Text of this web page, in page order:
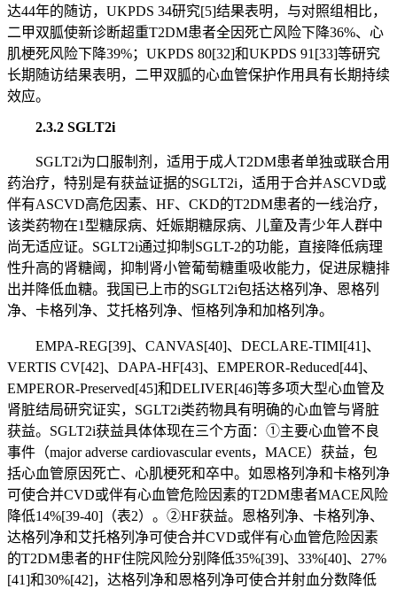
达44年的随访，UKPDS 34研究[5]结果表明，与对照组相比，
二甲双胍使新诊断超重T2DM患者全因死亡风险下降36%、心
肌梗死风险下降39%；UKPDS 80[32]和UKPDS 91[33]等研究
长期随访结果表明，二甲双胍的心血管保护作用具有长期持续
效应。
2.3.2 SGLT2i
SGLT2i为口服制剂，适用于成人T2DM患者单独或联合用
药治疗，特别是有获益证据的SGLT2i，适用于合并ASCVD或
伴有ASCVD高危因素、HF、CKD的T2DM患者的一线治疗，
该类药物在1型糖尿病、妊娠期糖尿病、儿童及青少年人群中
尚无适应证。SGLT2i通过抑制SGLT-2的功能，直接降低病理
性升高的肾糖阈，抑制肾小管葡萄糖重吸收能力，促进尿糖排
出并降低血糖。我国已上市的SGLT2i包括达格列净、恩格列
净、卡格列净、艾托格列净、恒格列净和加格列净。
EMPA-REG[39]、CANVAS[40]、DECLARE-TIMI[41]、
VERTIS CV[42]、DAPA-HF[43]、EMPEROR-Reduced[44]、
EMPEROR-Preserved[45]和DELIVER[46]等多项大型心血管及
肾脏结局研究证实，SGLT2i类药物具有明确的心血管与肾脏
获益。SGLT2i获益具体体现在三个方面：①主要心血管不良
事件（major adverse cardiovascular events，MACE）获益，包
括心血管原因死亡、心肌梗死和卒中。如恩格列净和卡格列净
可使合并CVD或伴有心血管危险因素的T2DM患者MACE风险
降低14%[39-40]（表2）。②HF获益。恩格列净、卡格列净、
达格列净和艾托格列净可使合并CVD或伴有心血管危险因素
的T2DM患者的HF住院风险分别降低35%[39]、33%[40]、27%
[41]和30%[42]，达格列净和恩格列净可使合并射血分数降低